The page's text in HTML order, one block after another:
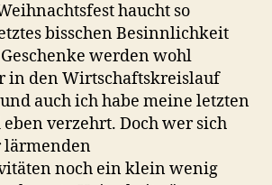
haucht so
bisschen Besinnlichkeit
werden wohl
in den Wirtschaftskreislauf
auch ich habe meine letzten
verzehrt. Doch wer sich
lärmenden
noch ein klein wenig